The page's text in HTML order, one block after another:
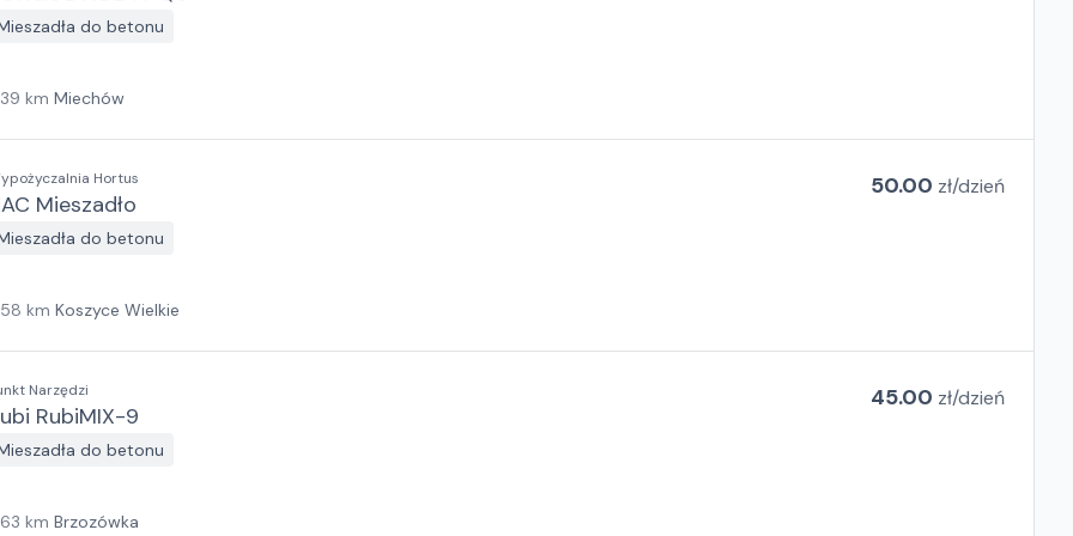
do betonu
km Miechów
Hortus
Mieszadło
do betonu
50.00 zł/dzień
km Koszyce Wielkie
Narzędzi
RubiMIX-9
do betonu
45.00 zł/dzień
km Brzozówka